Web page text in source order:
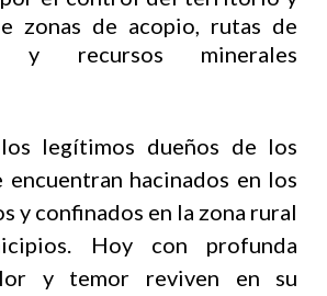
zonas de acopio, rutas de
y recursos minerales
legítimos dueños de los
hacinados en los
y confinados en la zona rural
Hoy con profunda
y temor reviven en su